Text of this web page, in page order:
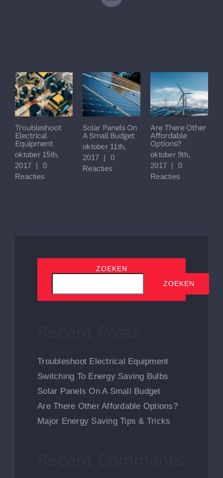
Troubleshoot
Electrical
Equipment
oktober 15th,
2017 |
0
Reacties
Solar Panels On
A Small Budget
oktober 11th,
2017 |
0
Reacties
Are There Other
Affordable
Options?
oktober 9th,
2017 |
0
Reacties
ZOEKEN
ZOEKEN
Troubleshoot Electrical Equipment
Switching To Energy Saving Bulbs
Solar Panels On A Small Budget
Are There Other Affordable Options?
Major Energy Saving Tips & Tricks